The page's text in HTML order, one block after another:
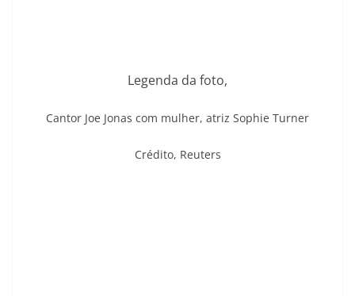
Legenda da foto,
Cantor Joe Jonas com mulher, atriz Sophie Turner
Crédito, Reuters